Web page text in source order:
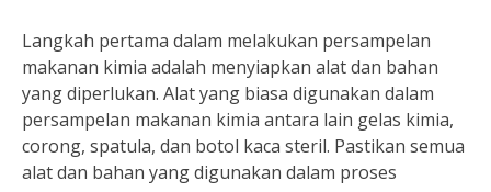
Langkah pertama dalam melakukan persampelan
makanan kimia adalah menyiapkan alat dan bahan
yang diperlukan. Alat yang biasa digunakan dalam
persampelan makanan kimia antara lain gelas kimia,
corong, spatula, dan botol kaca steril. Pastikan semua
alat dan bahan yang digunakan dalam proses